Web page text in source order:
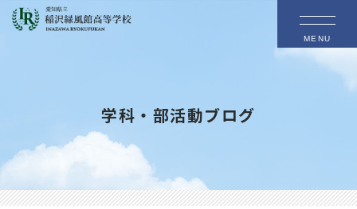
MENU
学科・部活動ブログ